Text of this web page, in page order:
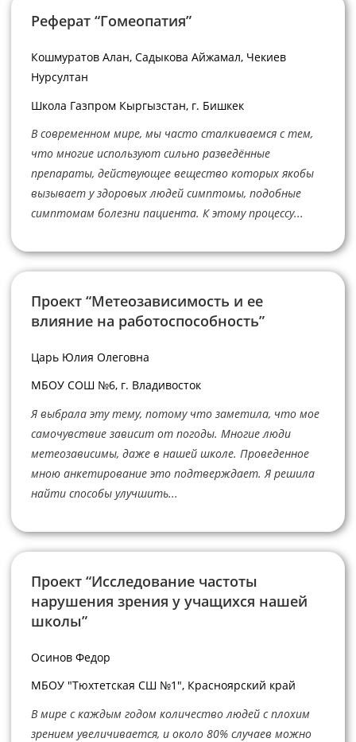
Реферат “Гомеопатия”
Кошмуратов Алан, Садыкова Айжамал, Чекиев
Нурсултан
Школа Газпром Кыргызстан, г. Бишкек
В современном мире, мы часто сталкиваемся с тем,
что многие используют сильно разведённые
препараты, действующее вещество которых якобы
вызывает у здоровых людей симптомы, подобные
симптомам болезни пациента. К этому процессу...
Проект “Метеозависимость и ее
влияние на работоспособность”
Царь Юлия Олеговна
МБОУ СОШ №6, г. Владивосток
Я выбрала эту тему, потому что заметила, что мое
самочувствие зависит от погоды. Многие люди
метеозависимы, даже в нашей школе. Проведенное
мною анкетирование это подтверждает. Я решила
найти способы улучшить...
Проект “Исследование частоты
нарушения зрения у учащихся нашей
школы”
Осинов Федор
МБОУ "Тюхтетская СШ №1", Красноярский край
В мире с каждым годом количество людей с плохим
зрением увеличивается, и около 80% случаев можно